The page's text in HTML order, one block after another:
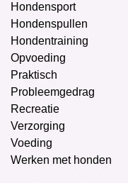
Hondensport
Hondenspullen
Hondentraining
Opvoeding
Praktisch
Probleemgedrag
Recreatie
Verzorging
Voeding
Werken met honden